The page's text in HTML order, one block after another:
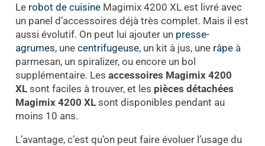
Le robot de cuisineMagimix 4200 XL est livré avec
un panel d’accessoires déjà très complet. Mais il est
aussi évolutif. On peut lui ajouter un presse-
agrumes, une centrifugeuse, un kit à jus, une râpeà
parmesan, un spiralizer, ou encore un bol
supplémentaire. Les accessoires Magimix 4200
XLsont faciles à trouver, et les pièces détachées
Magimix 4200 XLsont disponibles pendant au
moins 10 ans.
L’avantage, c’est qu’on peut faire évoluer l’usage du